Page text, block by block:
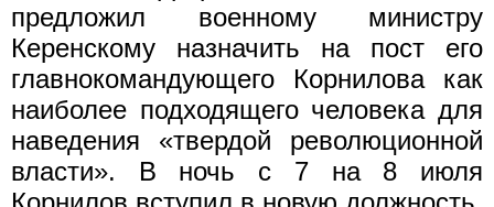
предложил военному министру
Керенскому на­значить на пост его
главнокомандующего Корнилова как
наиболее подходящего человека для
наведения «твердой революционной
власти». В ночь с 7 на 8 июля